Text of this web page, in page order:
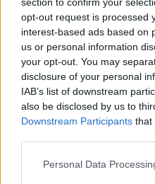
opt-out request is processed
interest-based ads based on
us or personal information
your opt-out. You may
disclosure of your personal
IAB’s list of downstream
also be disclosed by us to
Downstream Participants that
Personal Data
Vous disposerez d’un
Demandez jusqu’à